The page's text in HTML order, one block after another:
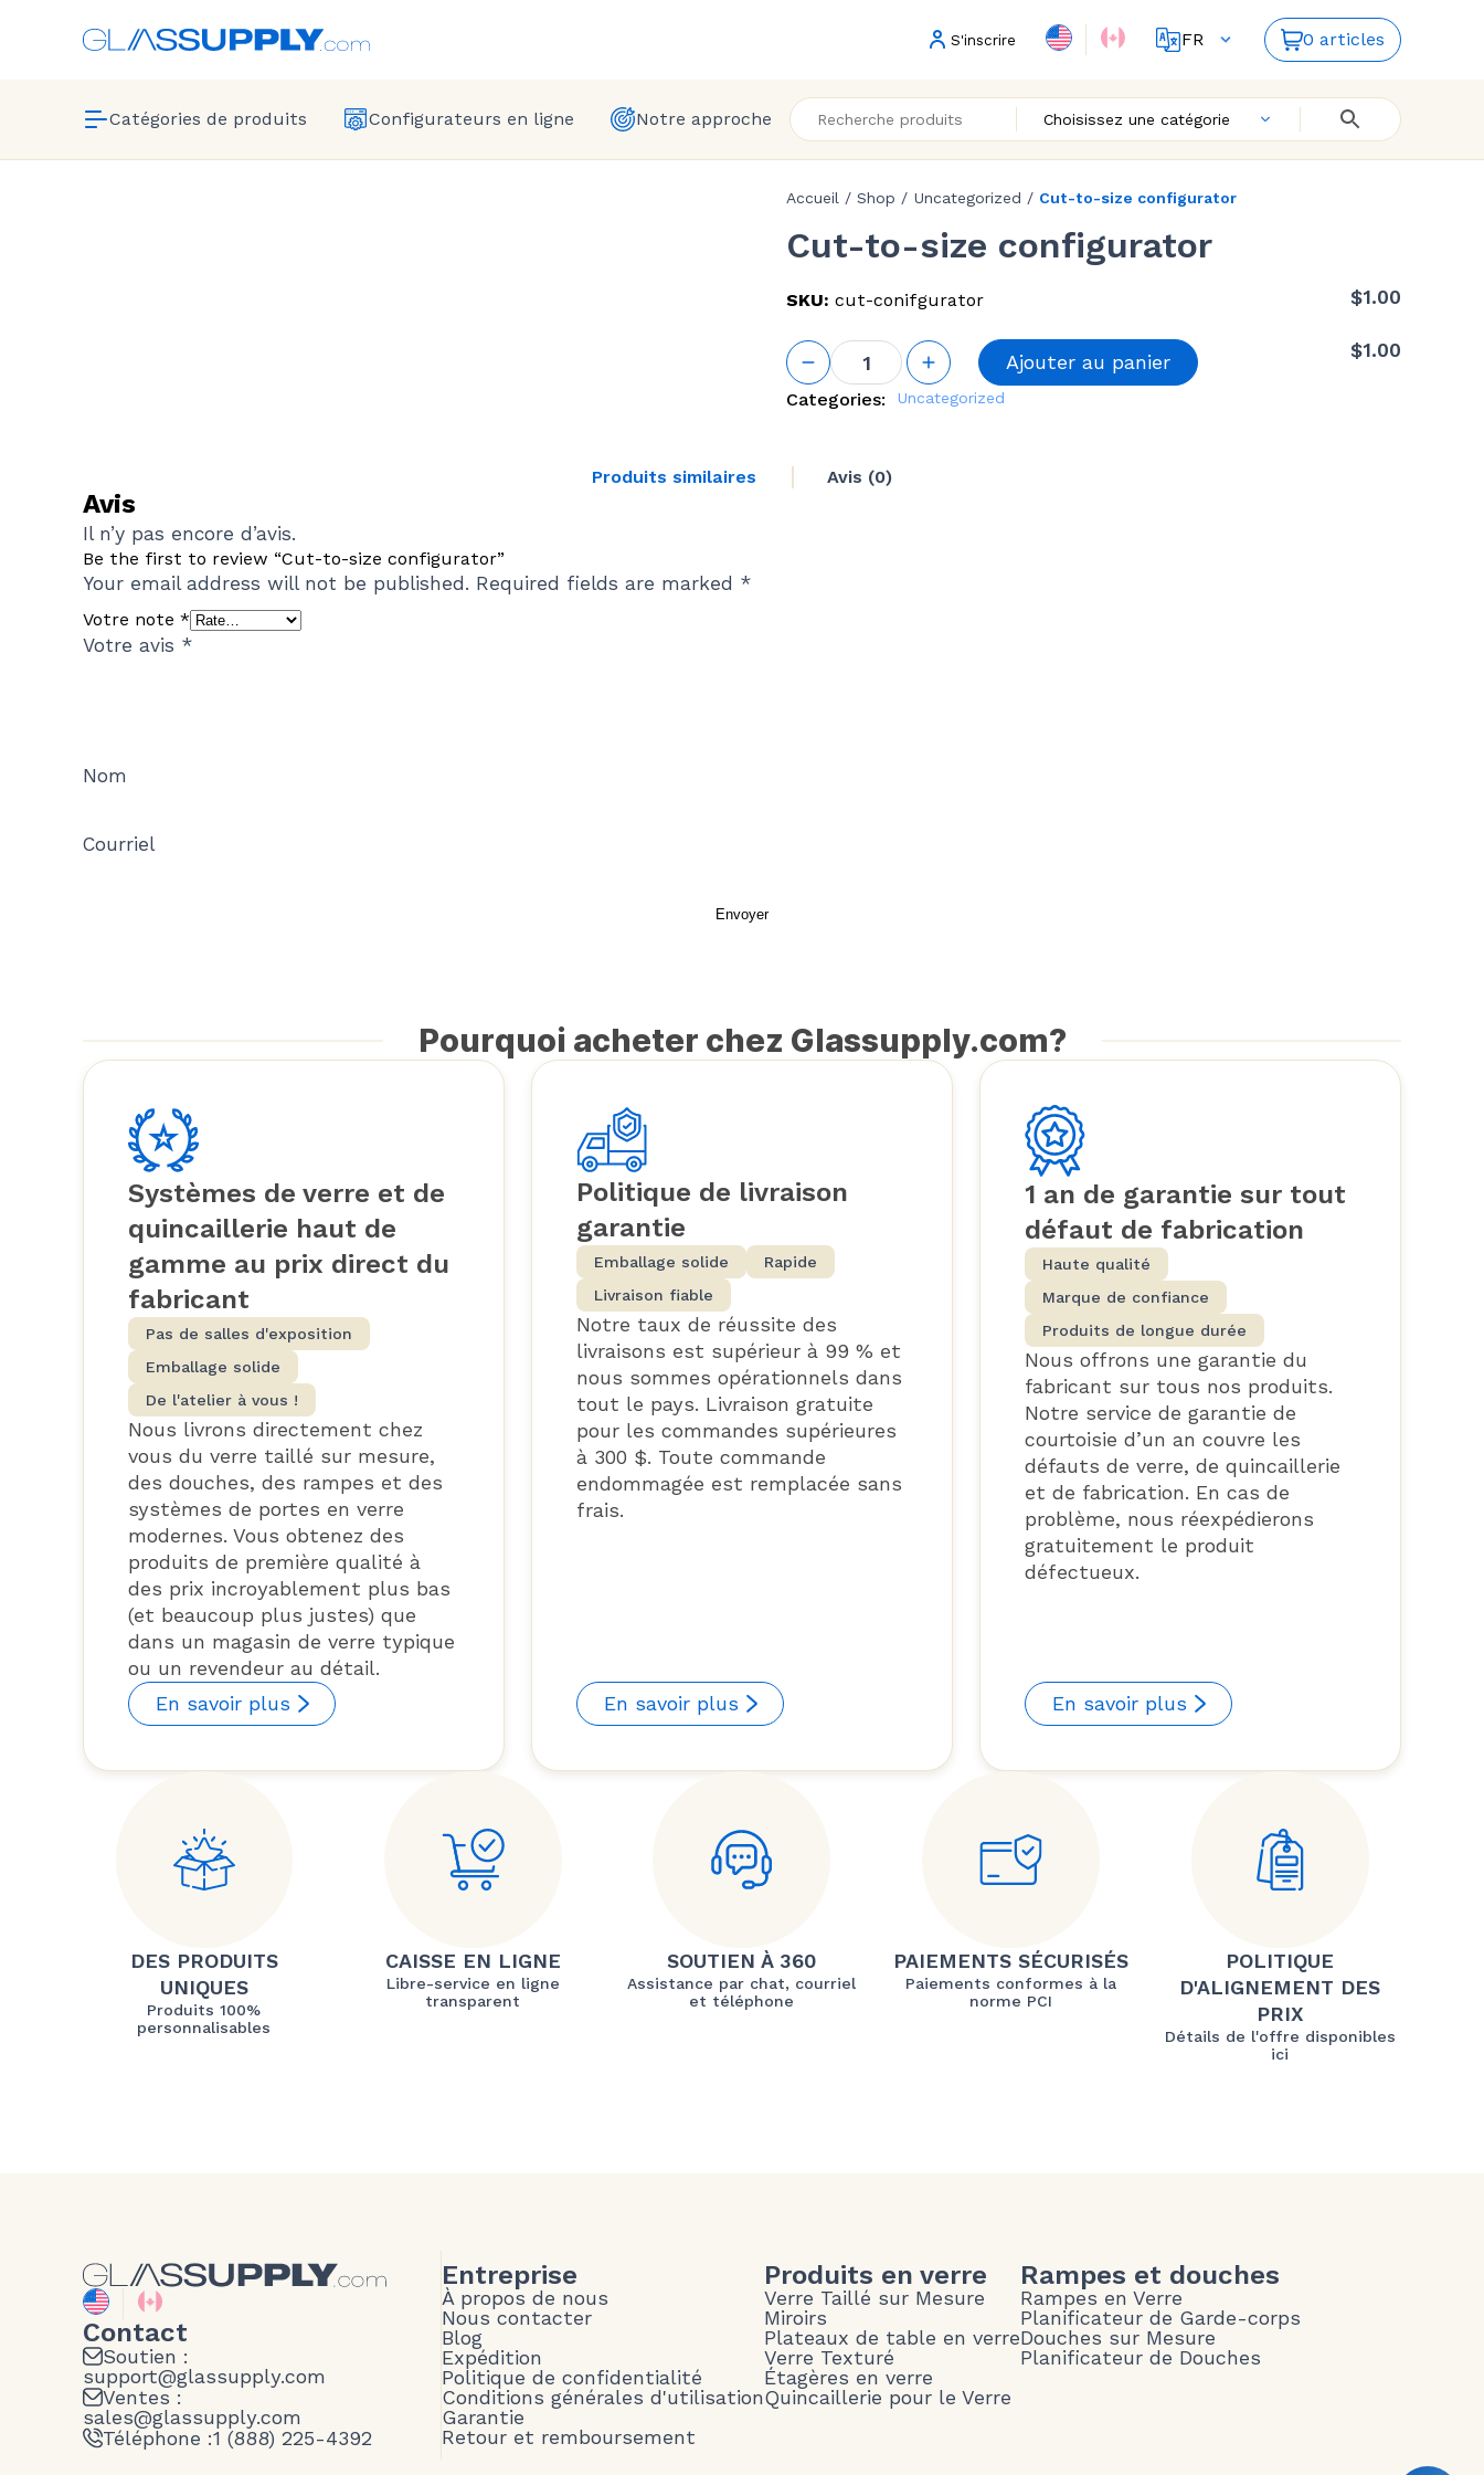
S'inscrire
FR
EN
0 articles
Catégories de produits Configurateurs en ligne Notre approche Choisissez une catégorie
Accueil / Shop / Uncategorized / Cut-to-size configurator
Cut-to-size configurator
SKU: cut-conifgurator $1.00
$1.00
quantité de
Cut-to-size
configurator
Ajouter au panier
Categories: Uncategorized
Produits similaires Avis (0)
Avis
Il n’y pas encore d’avis.
Be the first to review “Cut-to-size configurator”
Your email address will not be published. Required fields are marked *
Votre note *
Votre avis *
Nom
Courriel
Pourquoi acheter chez Glassupply.com?
Systèmes de verre et de
quincaillerie haut de
gamme au prix direct du
fabricant
Pas de salles d'exposition
Emballage solide
De l'atelier à vous !
Nous livrons directement chez
vous du verre taillé sur mesure,
des douches, des rampes et des
systèmes de portes en verre
modernes. Vous obtenez des
produits de première qualité à
des prix incroyablement plus bas
(et beaucoup plus justes) que
dans un magasin de verre typique
ou un revendeur au détail.
En savoir plus
Politique de livraison
garantie
Emballage solide
Rapide
Livraison fiable
Notre taux de réussite des
livraisons est supérieur à 99 % et
nous sommes opérationnels dans
tout le pays. Livraison gratuite
pour les commandes supérieures
à 300 $. Toute commande
endommagée est remplacée sans
frais.
En savoir plus
1 an de garantie sur tout
défaut de fabrication
Haute qualité
Marque de confiance
Produits de longue durée
Nous offrons une garantie du
fabricant sur tous nos produits.
Notre service de garantie de
courtoisie d’un an couvre les
défauts de verre, de quincaillerie
et de fabrication. En cas de
problème, nous réexpédierons
gratuitement le produit
défectueux.
En savoir plus
DES PRODUITS
UNIQUES
Produits 100%
personnalisables
CAISSE EN LIGNE
Libre-service en ligne
transparent
SOUTIEN À 360
Assistance par chat, courriel
et téléphone
PAIEMENTS SÉCURISÉS
Paiements conformes à la
norme PCI
POLITIQUE
D'ALIGNEMENT DES
PRIX
Détails de l'offre disponibles
ici
Contact
Soutien :
support@glassupply.com
Ventes :
sales@glassupply.com
Téléphone :1 (888) 225-4392
Entreprise
À propos de nous
Nous contacter
Blog
Expédition
Politique de confidentialité
Conditions générales d'utilisation
Garantie
Retour et remboursement
Produits en verre
Verre Taillé sur Mesure
Miroirs
Plateaux de table en verre
Verre Texturé
Étagères en verre
Quincaillerie pour le Verre
Rampes et douches
Rampes en Verre
Planificateur de Garde-corps
Douches sur Mesure
Planificateur de Douches